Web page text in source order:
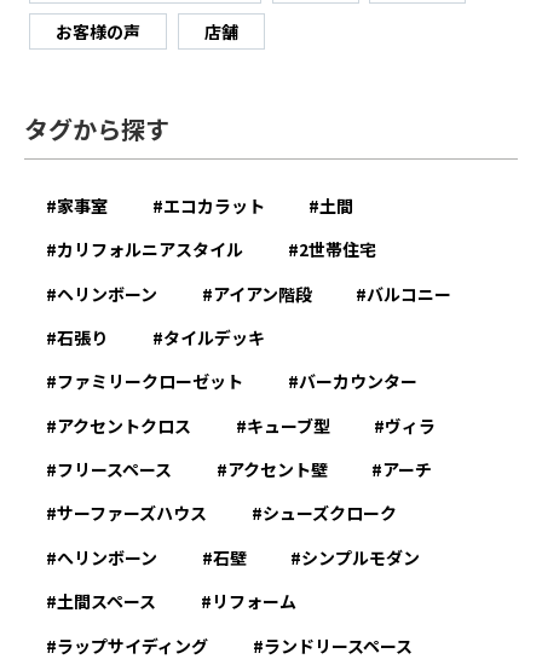
お客様の声
店舗
タグから探す
家事室 エコカラット
土間
カリフォルニアスタイル
2世帯住宅
ヘリンボーン
アイアン階段
バルコニー
石張り
タイルデッキ
ファミリークローゼット
バーカウンター
アクセントクロス
キューブ型
ヴィラ
フリースペース
アクセント壁
アーチ
サーファーズハウス
シューズクローク
へリンボーン
石壁
シンプルモダン
土間スペース
リフォーム
ラップサイディング
ランドリースペース